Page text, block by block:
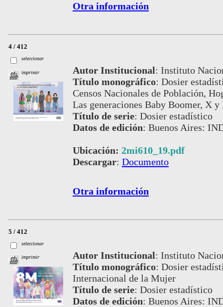
Otra información
4 / 412
seleccionar
imprimir Autor Institucional: Instituto
Título monográfico: Dosier
Censos Nacionales de Población,
Las generaciones Baby Boomer, X
Título de serie: Dosier estadístico
Datos de edición: Buenos Aires:
Ubicación: 2mi610_19.pdf
Descargar: Documento
Otra información
5 / 412
seleccionar
imprimir Autor Institucional: Instituto
Título monográfico: Dosier
Internacional de la Mujer
Título de serie: Dosier estadístico
Datos de edición: Buenos Aires: